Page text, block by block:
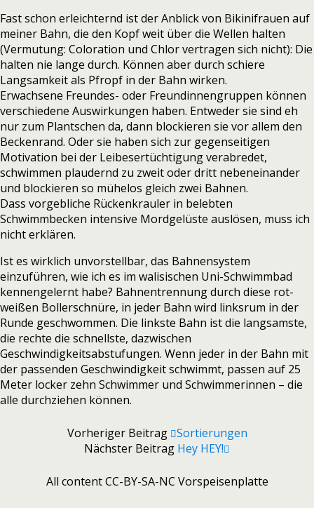
Fast schon erleichternd ist der Anblick von Bikinifrauen auf
meiner Bahn, die den Kopf weit über die Wellen halten
(Vermutung: Coloration und Chlor vertragen sich nicht): Die
halten nie lange durch. Können aber durch schiere
Langsamkeit als Pfropf in der Bahn wirken.
Erwachsene Freundes- oder Freundinnengruppen können
verschiedene Auswirkungen haben. Entweder sie sind eh
nur zum Plantschen da, dann blockieren sie vor allem den
Beckenrand. Oder sie haben sich zur gegenseitigen
Motivation bei der Leibesertüchtigung verabredet,
schwimmen plaudernd zu zweit oder dritt nebeneinander
und blockieren so mühelos gleich zwei Bahnen.
Dass vorgebliche Rückenkrauler in belebten
Schwimmbecken intensive Mordgelüste auslösen, muss ich
nicht erklären.
Ist es wirklich unvorstellbar, das Bahnensystem
einzuführen, wie ich es im walisischen Uni-Schwimmbad
kennengelernt habe? Bahnentrennung durch diese rot-
weißen Bollerschnüre, in jeder Bahn wird linksrum in der
Runde geschwommen. Die linkste Bahn ist die langsamste,
die rechte die schnellste, dazwischen
Geschwindigkeitsabstufungen. Wenn jeder in der Bahn mit
der passenden Geschwindigkeit schwimmt, passen auf 25
Meter locker zehn Schwimmer und Schwimmerinnen – die
alle durchziehen können.
Vorheriger Beitrag Sortierungen
Nächster Beitrag Hey HEY!
All content CC-BY-SA-NC Vorspeisenplatte